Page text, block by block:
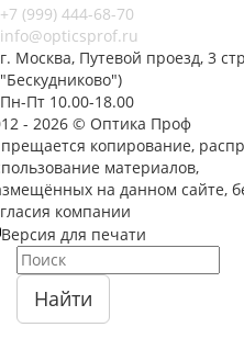
+7 (999) 444-68-70
info@opticsprof.ru
г. Москва, Путевой проезд, 3
"Бескудниково")
Пн-Пт 10.00-18.00
- 2026 © Оптика Проф
копирование,
материалов,
на данном сайте,
компании
Версия для печати
Найти